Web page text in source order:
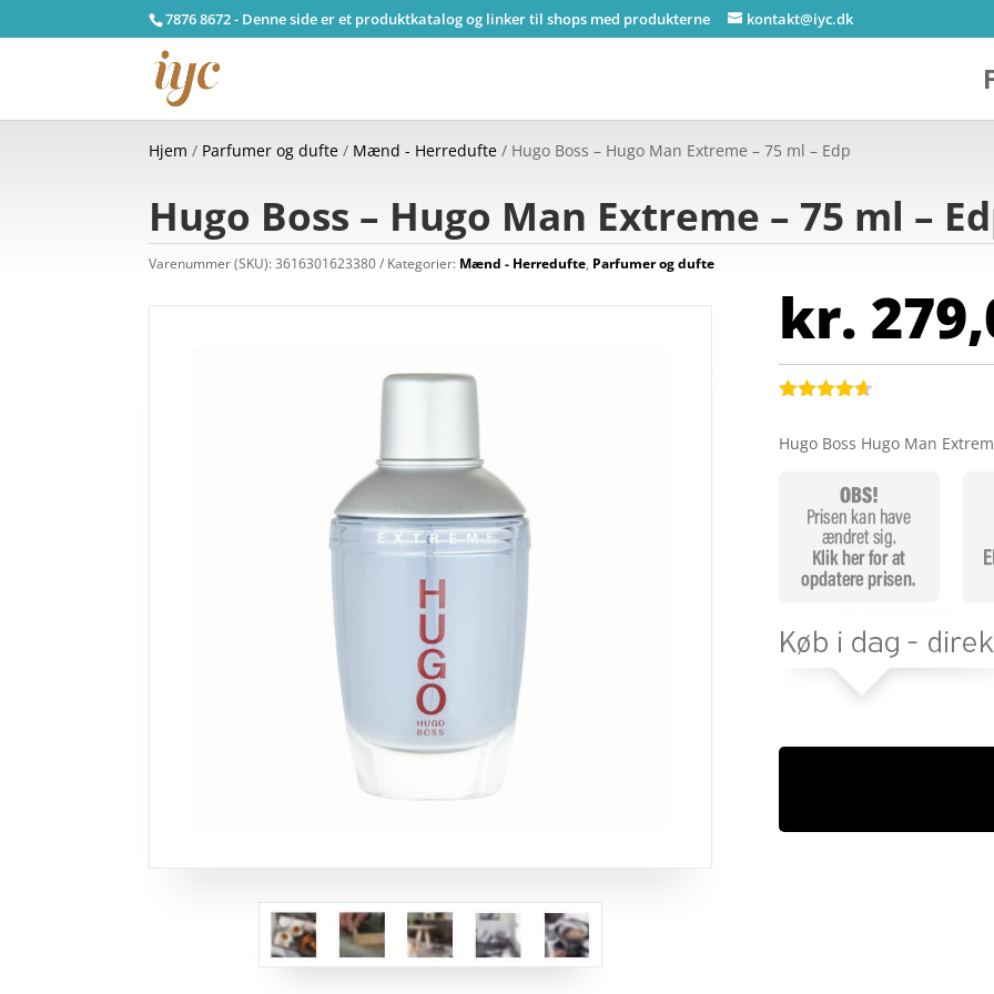
7876 8672 - Denne side er et produktkatalog og linker til shops med produkterne kontakt@iyc.dk
Hjem / Parfumer og dufte / Mænd - Herredufte / Hugo Boss – Hugo Man Extreme – 75 ml – Edp
Hugo Boss – Hugo Man Extreme – 75 ml –
Varenummer (SKU):3616301623380 Kategorier: Mænd - Herredufte, Parfumer og dufte
kr.
ud af 5
kundebedø
mmelser
Hugo Boss Hugo Man